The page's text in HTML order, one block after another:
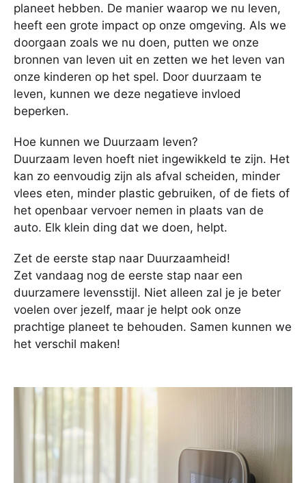
planeet hebben. De manier waarop we nu leven,
heeft een grote impact op onze omgeving. Als we
doorgaan zoals we nu doen, putten we onze
bronnen van leven uit en zetten we het leven van
onze kinderen op het spel. Door duurzaam te
leven, kunnen we deze negatieve invloed
beperken.
Hoe kunnen we Duurzaam leven?
Duurzaam leven hoeft niet ingewikkeld te zijn. Het
kan zo eenvoudig zijn als afval scheiden, minder
vlees eten, minder plastic gebruiken, of de fiets of
het openbaar vervoer nemen in plaats van de
auto. Elk klein ding dat we doen, helpt.
Zet de eerste stap naar Duurzaamheid!
Zet vandaag nog de eerste stap naar een
duurzamere levensstijl. Niet alleen zal je je beter
voelen over jezelf, maar je helpt ook onze
prachtige planeet te behouden. Samen kunnen we
het verschil maken!